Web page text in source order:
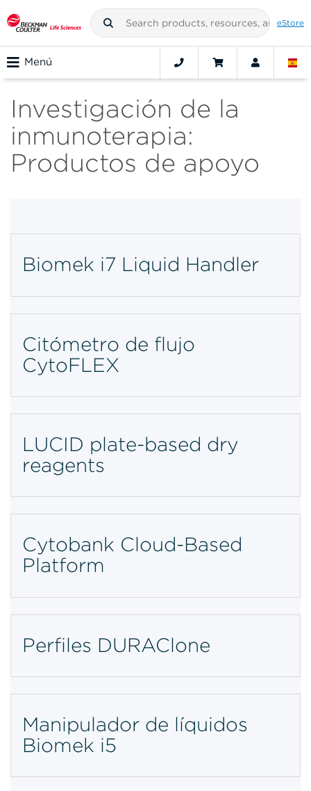
eStore
Menú
Investigación de la
inmunoterapia:
Productos de apoyo
Biomek i7 Liquid Handler
Citómetro de flujo
CytoFLEX
LUCID plate-based dry
reagents
Cytobank Cloud-Based
Platform
Perfiles DURAClone
Manipulador de líquidos
Biomek i5